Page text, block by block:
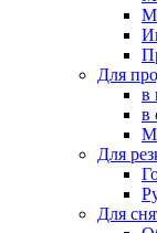
Для
в
в
Для
Для